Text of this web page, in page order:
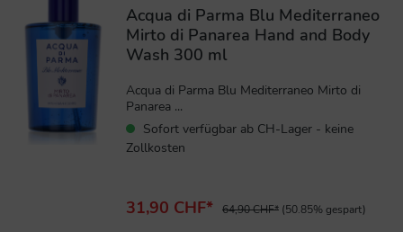
Acqua di Parma Blu Mediterraneo
Mirto di Panarea Hand and Body
Wash 300 ml
Acqua di Parma Blu Mediterraneo Mirto di
Panarea ...
Sofort verfügbar ab CH-Lager - keine
Zollkosten
31,90 CHF* 64,90 CHF* (50.85% gespart)